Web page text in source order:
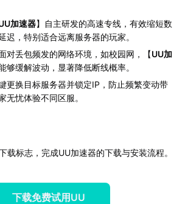
加速器】自主研发的高速专线，有效缩短数
迟，特别适合远离服务器的玩家。
对丢包频发的网络环境，如校园网，【UU加
够缓解波动，显著降低断线概率。
更换目标服务器并锁定IP，防止频繁变动带
无忧体验不同区服。
载标志，完成UU加速器的下载与安装流程。
下载免费试用UU